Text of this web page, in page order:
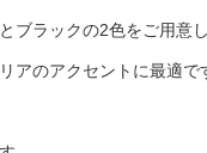
ブラックの2色をご用意
アのアクセントに最適で